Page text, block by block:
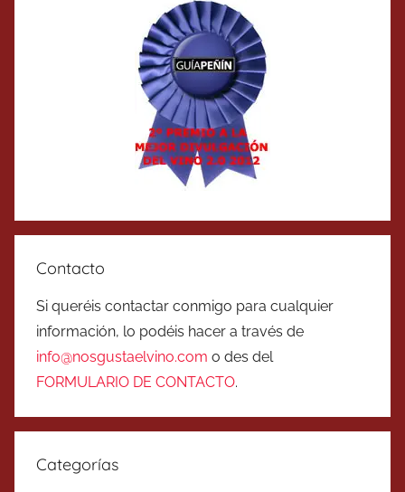
Contacto
Si queréis contactar conmigo para cualquier
información, lo podéis hacer a través de
info@nosgustaelvino.com o des del
FORMULARIO DE CONTACTO.
Categorías